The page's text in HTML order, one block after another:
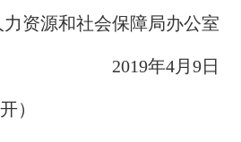
力资源和社会保障局办公室
2019年4月 9日
）